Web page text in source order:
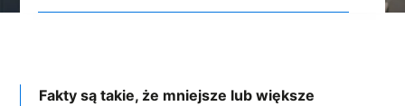
Fakty są takie, że mniejsze lub większe